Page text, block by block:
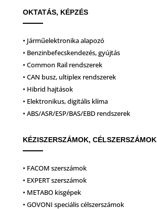
OKTATÁS, KÉPZÉS
• Járműelektronika alapozó
• Benzinbefecskendezés, gyújtás
• Common Rail rendszerek
• CAN busz, ultiplex rendszerek
• Hibrid hajtások
• Elektronikus, digitális klíma
• ABS/ASR/ESP/BAS/EBD rendszerek
KÉZISZERSZÁMOK, CÉLSZERSZÁMOK
• FACOM szerszámok
• EXPERT szerszámok
• METABO kisgépek
• GOVONI speciális célszerszámok